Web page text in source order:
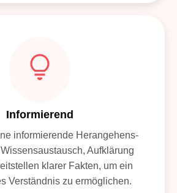
Informierend
informierende Herangehens-
Aufklärung
klarer Fakten, um ein
Verständnis zu ermöglichen.